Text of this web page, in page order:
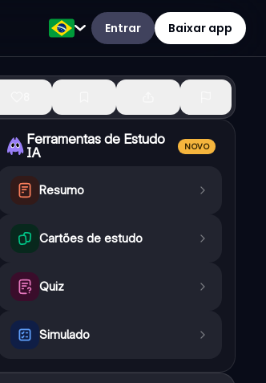
Entrar Baixar app
Ferramentas de Estudo
IA
NOVO
Resumo
Cartões de estudo
Quiz
Simulado